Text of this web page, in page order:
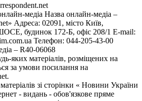
медіа Назва онлайн-медіа –
Адреса: 02091, місто Київ,
будинок 172-Б, офіс 208/1 E-mail:
Телефон: 044-205-43-00
– R40-06068
яких матеріалів, розміщених на
за умови посилання на
зі сторінки « Новини України
- видань - обов'язкове пряме